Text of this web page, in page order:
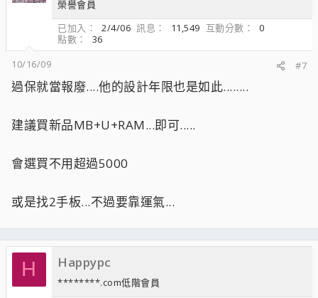
榮譽會員
已加入
2/4/06 訊息 11,549 互動分數
0
點數
36
10/16/09
#7
過保就當報廢....他的設計年限也是如此........
建議買新品MB+U+RAM...即可.....
會選買不用超過5000
或是找2手板...不過要靠運氣...
H Happypc
********.com低階會員